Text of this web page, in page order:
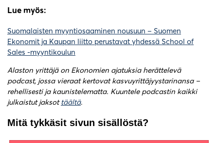
Lue myös:
Suomalaisten myyntiosaaminen nousuun – Suomen
Ekonomit ja Kaupan liitto perustavat yhdessä School of
Sales -myyntikoulun
Alaston yrittäjä on Ekonomien ajatuksia herättelevä
podcast, jossa vieraat kertovat kasvuyrittäjyystarinansa –
rehellisesti ja kaunistelematta. Kuuntele podcastin kaikki
julkaistut jaksottäältä.
Mitä tykkäsit sivun sisällöstä?